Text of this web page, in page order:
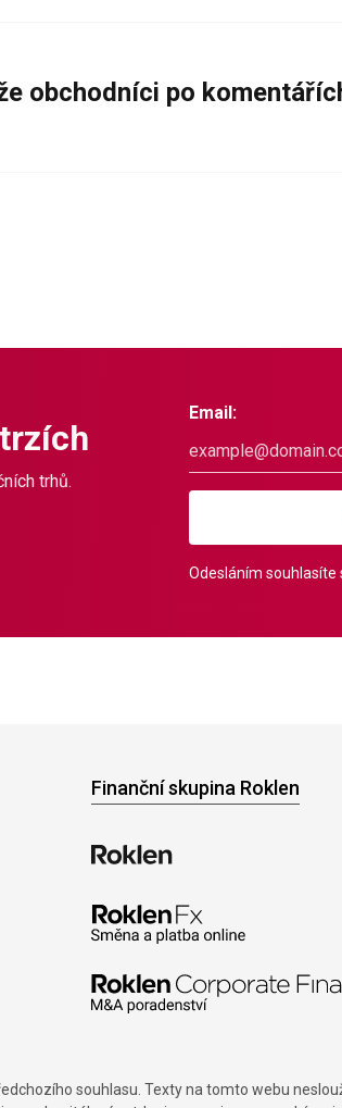
obchodníci po
trhů.
Email:
Odesláním souhlasíte
Finanční skupina Roklen
souhlasu. Texty na tomto webu